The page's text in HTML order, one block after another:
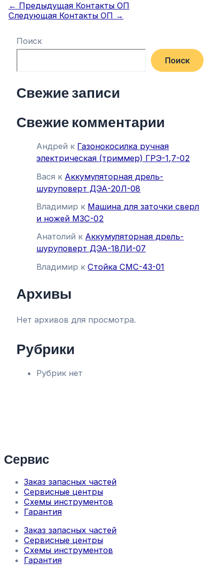
← Предыдущая Контакты ОП
Следующая Контакты ОП →
Поиск
Поиск
Свежие записи
Свежие комментарии
Андрей к Газонокосилка ручная
электрическая (триммер) ГРЭ-1,7-02
Вася к Аккумуляторная дрель-
шуруповерт ДЭА-20Л-08
Владимир к Машина для заточки сверл
и ножей МЗС-02
Анатолий к Аккумуляторная дрель-
шуруповерт ДЭА-18ЛИ-07
Владимир кСтойка СМС-43-01
Архивы
Нет архивов для просмотра.
Рубрики
Рубрик нет
Сервис
Заказ запасных частей
Сервисные центры
Схемы инструментов
Гарантия
Заказ запасных частей
Сервисные центры
Схемы инструментов
Гарантия